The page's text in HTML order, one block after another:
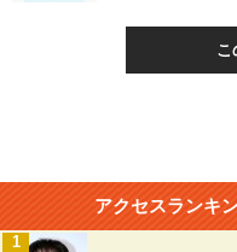
こ
アクセスランキ
1